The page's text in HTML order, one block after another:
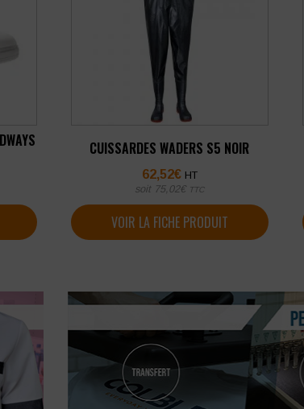
CUISSARDES WADERS S5 NOIR
62,52€ HT
soit 75,02€ TTC
VOIR LA FICHE PRODUIT